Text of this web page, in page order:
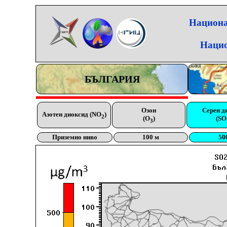
БЪЛГАРИЯ
Азотен диоксид (NO2)
Озон
(O3)
Серен
(SO
Приземно ниво 100 м